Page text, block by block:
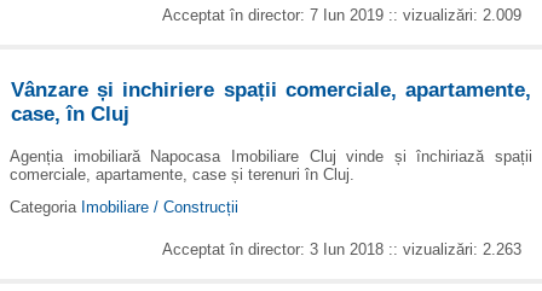
Acceptat în director: 7 Iun 2019 :: vizualizări: 2.009
Vânzare și inchiriere spații comerciale, apartamente,
case, în Cluj
Agenția imobiliară Napocasa Imobiliare Cluj vinde și închiriază spații
comerciale, apartamente, case și terenuri în Cluj.
Categoria Imobiliare / Construcții
Acceptat în director: 3 Iun 2018 :: vizualizări: 2.263